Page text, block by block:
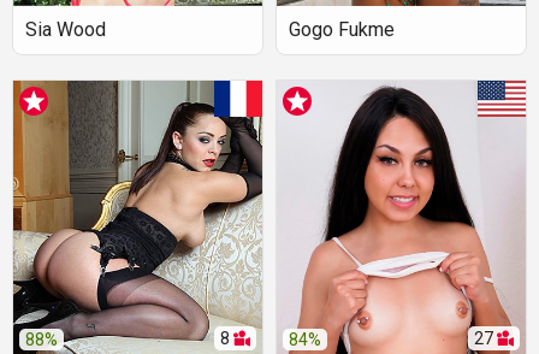
Sia Wood Gogo Fukme
8
88% 27
84%